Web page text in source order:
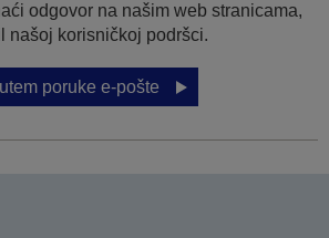
odgovor na našim web stranicama,
našoj korisničkoj podršci.
poruke e-pošte